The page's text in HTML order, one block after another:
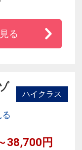
かな川の流れ
ミアムラウン
る
ハイクラス
38,700円